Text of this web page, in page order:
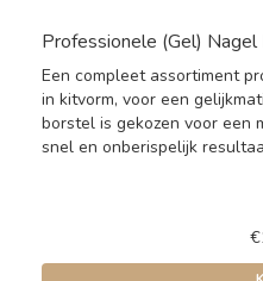
Professionele (Gel)
Een compleet assortiment
in kitvorm, voor een
borstel is gekozen voor een
snel en onberispelijk